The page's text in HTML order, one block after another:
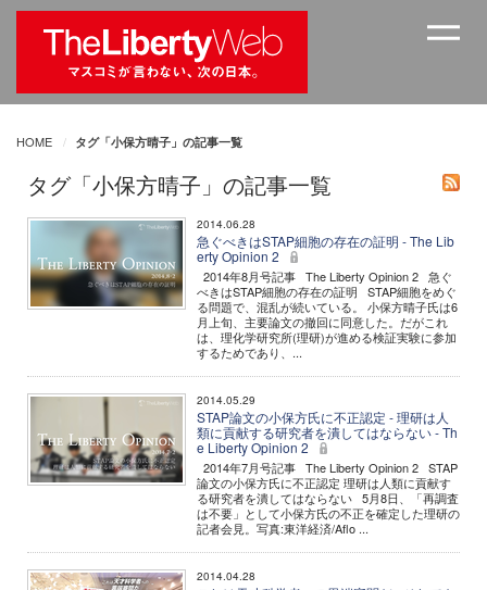
HOME タグ「小保方晴子」の記事一覧
タグ「小保方晴子」の記事一覧
2014.06.28
急ぐべきはSTAP細胞の存在の証明 - The Lib
erty Opinion 2
2014年8月号記事 The Liberty Opinion 2 急ぐ
べきはSTAP細胞の存在の証明 STAP細胞をめぐ
る問題で、混乱が続いている。 小保方晴子氏は6
月上旬、主要論文の撤回に同意した。だがこれ
は、理化学研究所(理研)が進める検証実験に参加
するためであり、...
2014.05.29
STAP論文の小保方氏に不正認定 - 理研は人
類に貢献する研究者を潰してはならない - Th
e Liberty Opinion 2
2014年7月号記事 The Liberty Opinion 2 STAP
論文の小保方氏に不正認定 理研は人類に貢献す
る研究者を潰してはならない 5月8日、「再調査
は不要」として小保方氏の不正を確定した理研の
記者会見。写真:東洋経済/Aflo ...
2014.04.28